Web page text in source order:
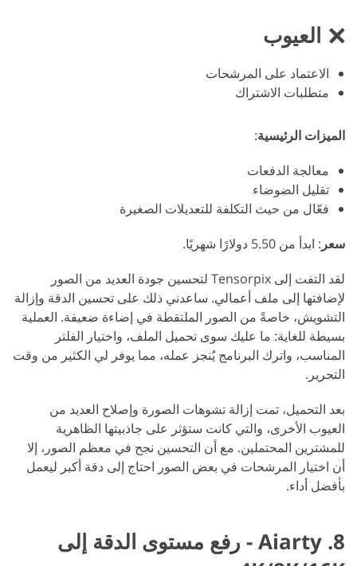
العيوب
الاعتماد على المرشحات
متطلبات الاشتراك
الميزات الرئيسية:
معالجة الدفعات
تقليل الضوضاء
فعّال من حيث التكلفة للتعديلات الصغيرة
سعر : ابدأ من 5.50 دولارًا شهريًا.
لقد التفت إلى Tensorpix لتحسين جودة العديد من الصور
لإضافتها إلى ملف أعمالي. ساعدني ذلك على تحسين الدقة وإزالة
التشويش، خاصةً من الصور الملتقطة في إضاءة ضعيفة. العملية
بسيطة للغاية: ما عليك سوى تحميل الملف، واختيار الفلتر
المناسب، واترك البرنامج يُنجز عمله، مما يوفر لي الكثير من وقت
التحرير.
بعد التحميل، تمت إزالة تشوهات الصورة وإصلاح العديد من
العيوب الأخرى، والتي كانت ستؤثر على جاذبيتها الظاهرية
للمشترين المحتملين. مع أن التحسين نجح في معظم الصور، إلا
أن اختيار المرشحات في بعض الصور احتاج إلى دقة أكبر ليعمل
بأفضل أداء.
8. Aiarty - رفع مستوى الدقة إلى